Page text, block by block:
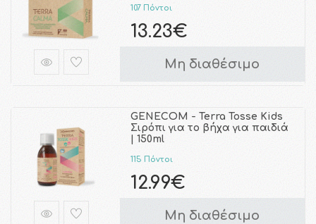
107 Πόντοι
13.23€
Μη διαθέσιμο
GENECOM - Terra Tosse Kids
Σιρόπι για το βήχα για παιδιά
| 150ml
115 Πόντοι
12.99€
Μη διαθέσιμο